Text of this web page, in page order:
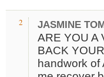
2 JASMINE
ARE YOU A
BACK
handwork of